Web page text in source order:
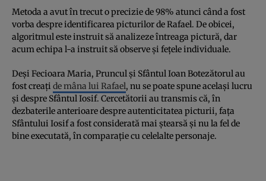
Metoda a avut în trecut o precizie de 98% atunci când a fost
vorba despre identificarea picturilor de Rafael. De obicei,
algoritmul este instruit să analizeze întreaga pictură, dar
acum echipa l-a instruit să observe și fețele individuale.
Deși Fecioara Maria, Pruncul și Sfântul Ioan Botezătorul au
fost creați de mâna lui Rafael, nu se poate spune același lucru
și despre Sfântul Iosif. Cercetătorii au transmis că, în
dezbaterile anterioare despre autenticitatea picturii, fața
Sfântului Iosif a fost considerată mai ștearsă și nu la fel de
bine executată, în comparație cu celelalte personaje.